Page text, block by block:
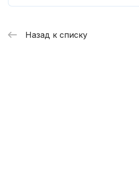
Назад к списку